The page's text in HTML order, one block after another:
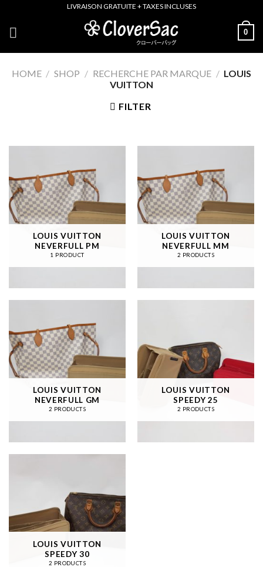
content
LIVRAISON GRATUITE + TAXES INCLUSES
0
HOME / SHOP / RECHERCHE PAR MARQUE / LOUIS
VUITTON
FILTER
LOUIS VUITTON
NEVERFULL PM
1 PRODUCT
LOUIS VUITTON
NEVERFULL MM
2 PRODUCTS
LOUIS VUITTON
NEVERFULL GM
2 PRODUCTS
LOUIS VUITTON
SPEEDY 25
2 PRODUCTS
LOUIS VUITTON
SPEEDY 30
2 PRODUCTS